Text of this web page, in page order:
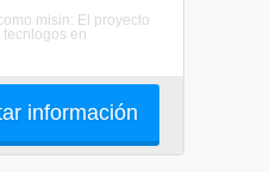
misin: El proyecto
en
información